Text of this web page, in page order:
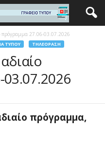
πρόγραμμα 27.06-03.07.2026
ΤΎΠΟΥ ΤΗΛΕΌΡΑΣΗ
πρόγραμμα,